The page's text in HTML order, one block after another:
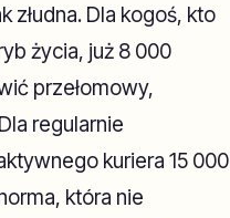
złudna. Dla kogoś, kto
życia, już 8 000
przełomowy,
regularnie
kuriera 15 000
która nie